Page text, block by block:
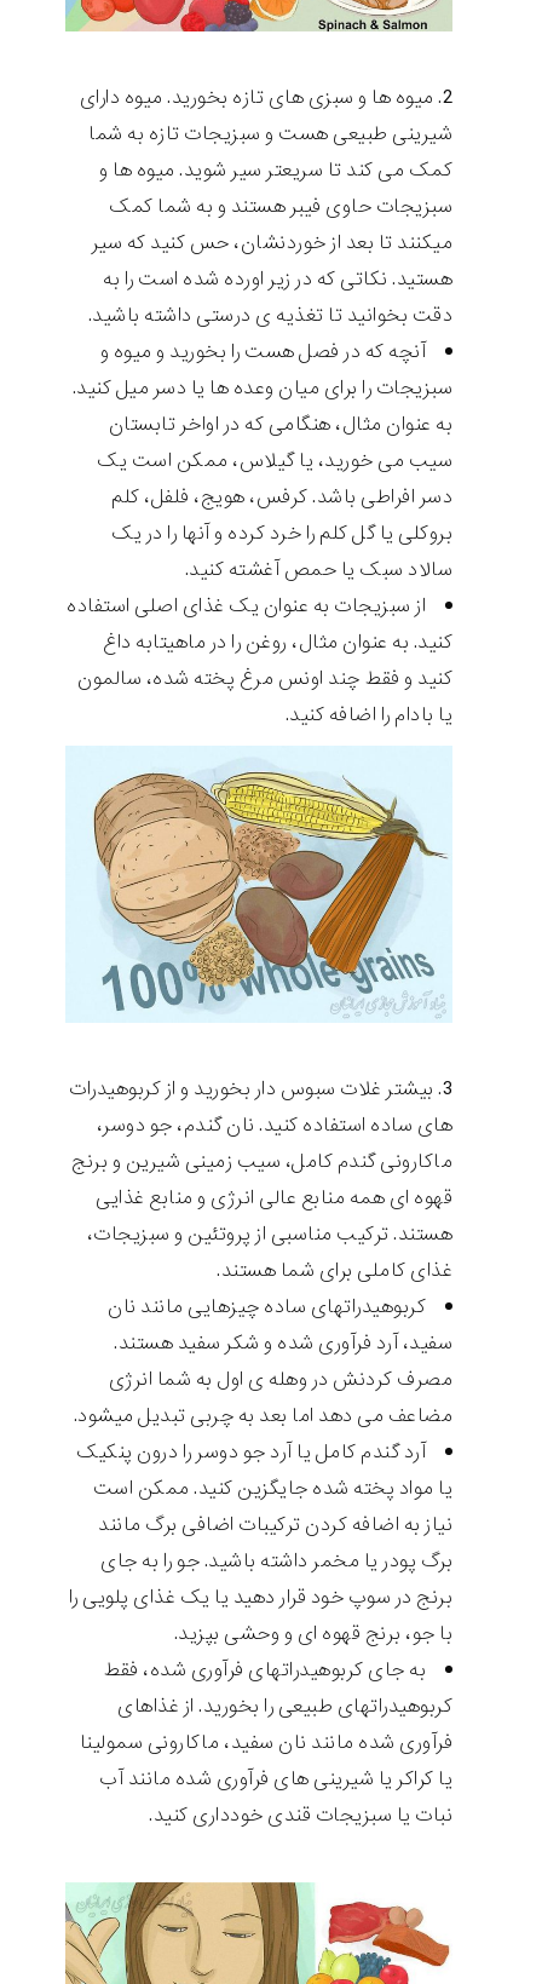
میوه ها و سبزی های تازه بخورید. میوه دارای
شیرینی طبیعی هست و سبزیجات تازه به شما
کمک می کند تا سریعتر سیر شوید. میوه ها و
سبزیجات حاوی فیبر هستند و به شما کمک
میکنند تا بعد از خوردنشان، حس کنید که سیر
هستید. نکاتی که در زیر اورده شده است را به
دقت بخوانید تا تغذیه ی درستی داشته باشید.
آنچه که در فصل هست را بخورید و میوه و
سبزیجات را برای میان وعده ها یا دسر میل کنید.
به عنوان مثال، هنگامی که در اواخر تابستان
سیب می خورید، یا گیلاس، ممکن است یک
دسر افراطی باشد. کرفس، هویج، فلفل، کلم
بروکلی یا گل کلم را خرد کرده و آنها را در یک
سالاد سبک یا حمص آغشته کنید.
از سبزیجات به عنوان یک غذای اصلی استفاده
کنید. به عنوان مثال، روغن را در ماهیتابه داغ
کنید و فقط چند اونس مرغ پخته شده، سالمون
یا بادام را اضافه کنید.
بیشتر غلات سبوس دار بخورید و از کربوهیدرات
های ساده استفاده کنید. نان گندم، جو دوسر،
ماکارونی گندم کامل، سیب زمینی شیرین و برنج
قهوه ای همه منابع عالی انرژی و منابع غذایی
هستند. ترکیب مناسبی از پروتئین و سبزیجات،
غذای کاملی برای شما هستند.
کربوهیدراتهای ساده چیزهایی مانند نان
سفید، آرد فرآوری شده و شکر سفید هستند.
مصرف کردنش در وهله ی اول به شما انرژی
مضاعف می دهد اما بعد به چربی تبدیل میشود.
آرد گندم کامل یا آرد جو دوسر را درون پنکیک
یا مواد پخته شده جایگزین کنید. ممکن است
نیاز به اضافه کردن ترکیبات اضافی برگ مانند
برگ پودر یا مخمر داشته باشید. جو را به جای
برنج در سوپ خود قرار دهید یا یک غذای پلویی را
با جو، برنج قهوه ای و وحشی بپزید.
به جای کربوهیدراتهای فرآوری شده، فقط
کربوهیدراتهای طبیعی را بخورید. از غذاهای
فرآوری شده مانند نان سفید، ماکارونی سمولینا
یا کراکر یا شیرینی های فرآوری شده مانند آب
نبات یا سبزیجات قندی خودداری کنید.